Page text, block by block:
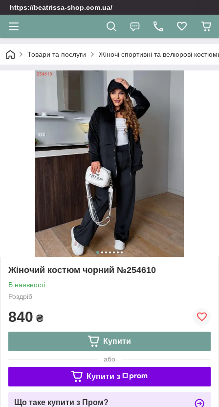
https://beatrissa-shop.com.ua/
Товари та послуги Жіночі спортивні та велюрoві
Жіночий костюм чорний №254610
В наявності
Роздріб
840 ₴
Купити
або
Купити з
Що таке купити з Пром?